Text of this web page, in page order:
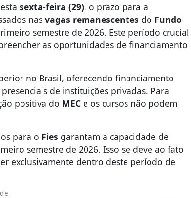
sexta-feira (29), o prazo para a
nas vagas remanescentes do Fundo
semestre de 2026. Este período crucial
as oportunidades de financiamento
no Brasil, oferecendo financiamento
de instituições privadas. Para
positiva do MEC e os cursos não podem
para o Fies garantam a capacidade de
semestre de 2026. Isso se deve ao fato
exclusivamente dentro deste período de